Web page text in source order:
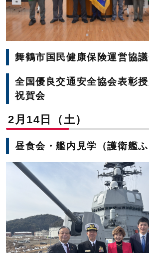
舞鶴市国民健康保険運営協
全国優良交通安全協会表彰
祝賀会
2月14日（土）
昼食会・艦内見学（護衛艦ふ